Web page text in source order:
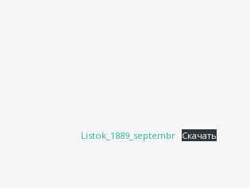
Listok_1889_septembr Скачать